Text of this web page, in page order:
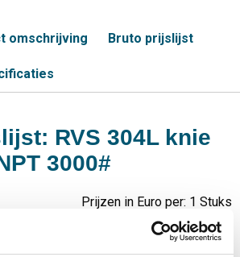
omschrijving Bruto prijslijst
RVS 304L knie
3000#
Prijzen in Euro per: 1 Stuks